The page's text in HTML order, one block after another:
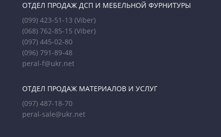
ОТДЕЛ ПРОДАЖ ДСП И МЕБЕЛЬНОЙ ФУРНИТУРЫ
(099) 423-51-13 (Viber)
(068) 762-85-15 (Viber)
(097) 445-02-80
(096) 791-89-48
peral-f@ukr.net
ОТДЕЛ ПРОДАЖ МАТЕРИАЛОВ И УСЛУГ
(097) 487-18-70
peral-sale@ukr.net